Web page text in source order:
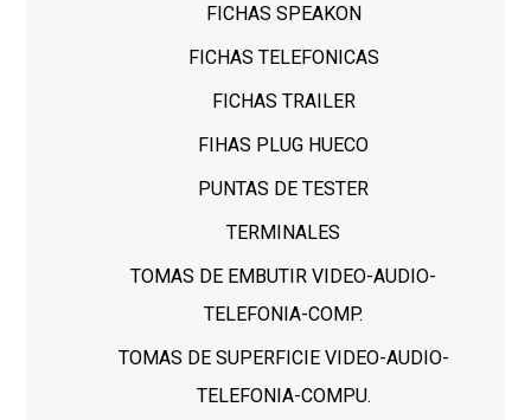
FICHAS SPEAKON
FICHAS TELEFONICAS
FICHAS TRAILER
FIHAS PLUG HUECO
PUNTAS DE TESTER
TERMINALES
TOMAS DE EMBUTIR VIDEO-AUDIO-
TELEFONIA-COMP.
TOMAS DE SUPERFICIE VIDEO-AUDIO-
TELEFONIA-COMPU.